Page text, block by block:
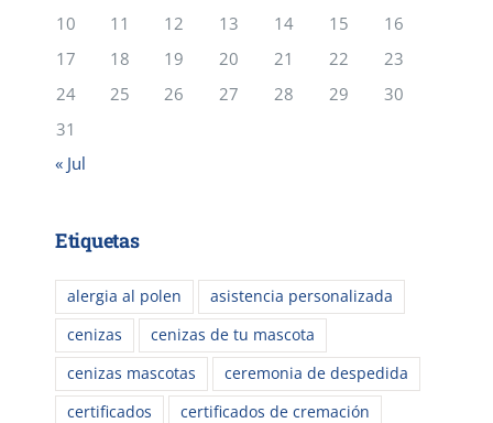
10
11 12 13 14 15
16
17
18 19 20 21 22
23
24
25 26 27 28 29
30
31
« Jul
Etiquetas
alergia al polen
asistencia personalizada
cenizas
cenizas de tu mascota
cenizas mascotas
ceremonia de despedida
certificados
certificados de cremación